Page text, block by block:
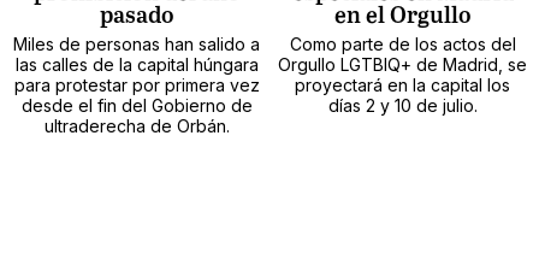
pasado
Miles de personas han salido a
las calles de la capital húngara
para protestar por primera vez
desde el fin del Gobierno de
ultraderecha de Orbán.
en el Orgullo
Como parte de los actos del
Orgullo LGTBIQ+ de Madrid, se
proyectará en la capital los
días 2 y 10 de julio.